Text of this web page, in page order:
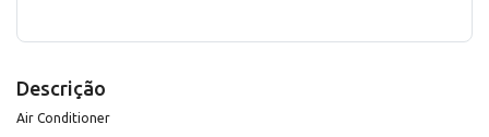
Descrição
Air Conditioner